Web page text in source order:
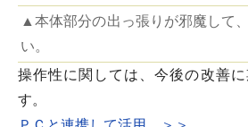
▲本体部分の出っ張りが邪魔して
い。
操作性に関しては、今後の改善
す。